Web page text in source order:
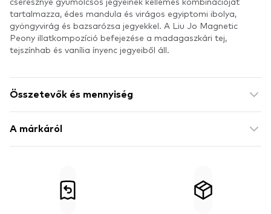
tartalmazza, édes mandula és virágos egyiptomi ibolya,
gyöngyvirág és bazsarózsa jegyekkel. A Liu Jo Magnetic
Peony illatkompozíció befejezése a madagaszkári tej,
tejszínhab és vanília ínyenc jegyeiből áll.
Összetevők és mennyiség
A márkáról